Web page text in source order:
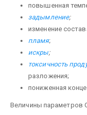
повышенная
задымление;
изменение
пламя;
искры;
токсичность
разложения;
пониженная
Величины параметров